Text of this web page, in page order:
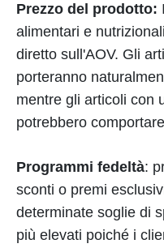
Prezzo del prodotto:
alimentari e
diretto sull'AOV. Gli
porteranno
mentre gli articoli con
potrebbero
Programmi fedeltà:
sconti o premi
determinate soglie di
più elevati poiché i